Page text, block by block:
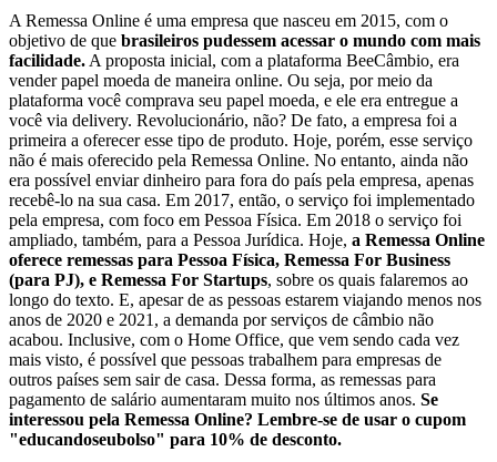
A Remessa Online é uma empresa que nasceu em 2015, com o
objetivo de que brasileiros pudessem acessar o mundo com mais
facilidade. A proposta inicial, com a plataforma BeeCâmbio, era
vender papel moeda de maneira online. Ou seja, por meio da
plataforma você comprava seu papel moeda, e ele era entregue a
você via delivery. Revolucionário, não? De fato, a empresa foi a
primeira a oferecer esse tipo de produto. Hoje, porém, esse serviço
não é mais oferecido pela Remessa Online. No entanto, ainda não
era possível enviar dinheiro para fora do país pela empresa, apenas
recebê-lo na sua casa. Em 2017, então, o serviço foi implementado
pela empresa, com foco em Pessoa Física. Em 2018 o serviço foi
ampliado, também, para a Pessoa Jurídica. Hoje, a Remessa Online
oferece remessas para Pessoa Física, Remessa For Business
(para PJ), e Remessa For Startups, sobre os quais falaremos ao
longo do texto. E, apesar de as pessoas estarem viajando menos nos
anos de 2020 e 2021, a demanda por serviços de câmbio não
acabou. Inclusive, com o Home Office, que vem sendo cada vez
mais visto, é possível que pessoas trabalhem para empresas de
outros países sem sair de casa. Dessa forma, as remessas para
pagamento de salário aumentaram muito nos últimos anos. Se
interessou pela Remessa Online? Lembre-se de usar o cupom
"educandoseubolso" para 10% de desconto.